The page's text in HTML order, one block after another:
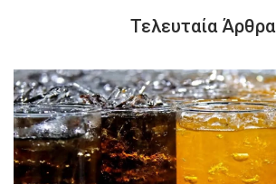
Τελευταία Άρθρα